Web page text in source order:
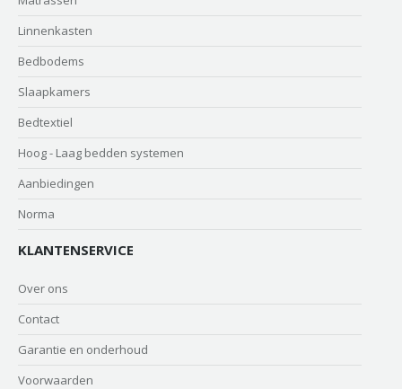
Linnenkasten
Bedbodems
Slaapkamers
Bedtextiel
Hoog - Laag bedden systemen
Aanbiedingen
Norma
KLANTENSERVICE
Over ons
Contact
Garantie en onderhoud
Voorwaarden